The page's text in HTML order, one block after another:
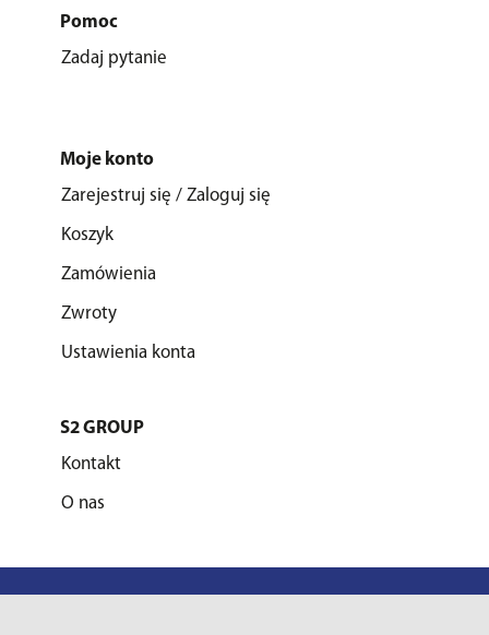
Pomoc
Zadaj pytanie
Moje konto
Zarejestruj się / Zaloguj się
Koszyk
Zamówienia
Zwroty
Ustawienia konta
S2 GROUP
Kontakt
O nas